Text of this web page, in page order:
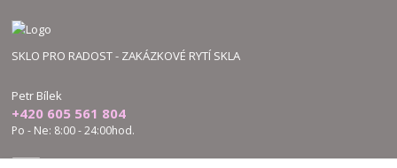
SKLO PRO RADOST - ZAKÁZKOVÉ RYTÍ SKLA
Petr Bílek
+420 605 561 804
Po - Ne: 8:00 - 24:00hod.
bilek.petr@skloproradost.cz